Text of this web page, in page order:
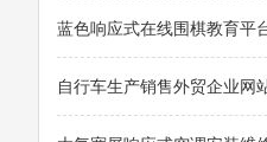
蓝色响应式在线围棋教育平
自行车生产销售外贸企业网